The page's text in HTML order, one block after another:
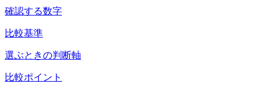
確認する数字
比較基準
選ぶときの判断軸
比較ポイント